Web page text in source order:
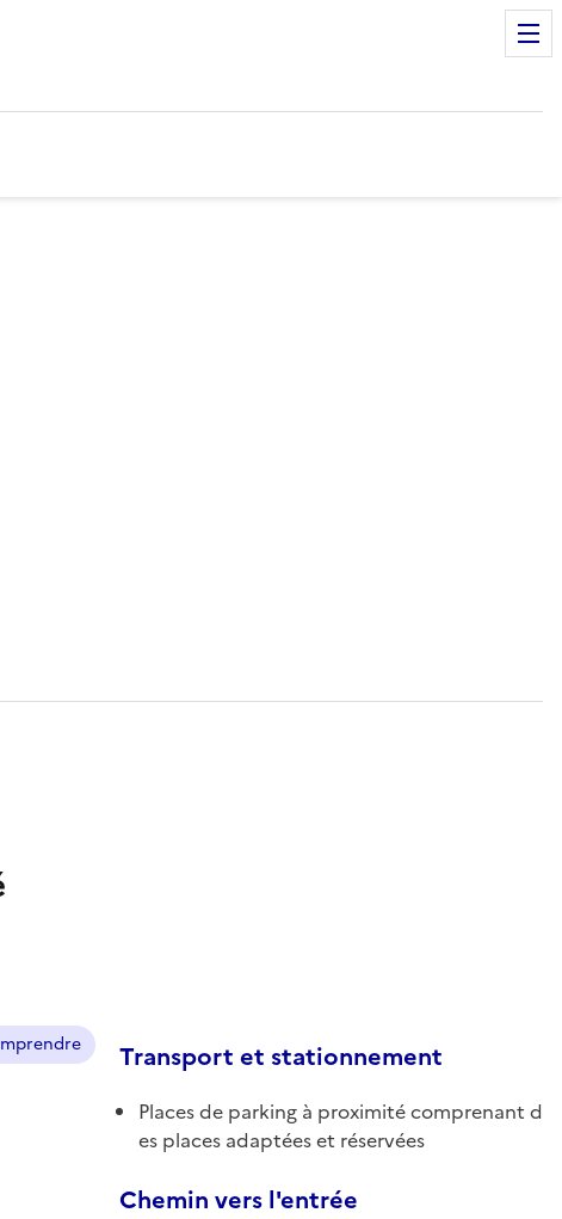
Transport et stationnement
Places de parking à proximité comprenant d
es places adaptées et réservées
Chemin vers l'entrée